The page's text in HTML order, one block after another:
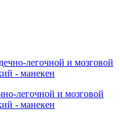
легочной и мозговой
- манекен